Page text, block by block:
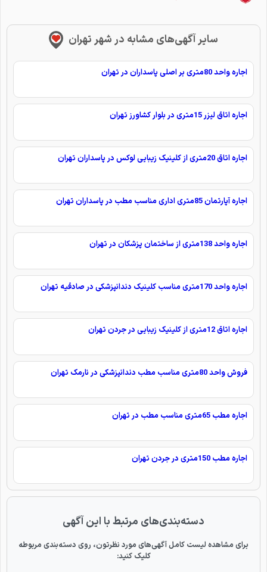
سایر آگهی‌های مشابه در شهر تهران
اجاره واحد 80متری بر اصلی پاسداران در تهران
اجاره اتاق لیزر 15متری در بلوار کشاورز تهران
اجاره اتاق 20متری از کلینیک زیبایی لوکس در پاسداران تهران
اجاره آپارتمان 85متری اداری مناسب مطب در پاسداران تهران
اجاره واحد 138متری از ساختمان پزشکان در تهران
اجاره واحد 170متری مناسب کلینیک دندانپزشکی در صادقیه تهران
اجاره اتاق 12متری از کلینیک زیبایی در جردن تهران
فروش واحد 80متری مناسب مطب دندانپزشکی در نارمک تهران
اجاره مطب 65متری مناسب مطب در تهران
اجاره مطب 150متری در جردن تهران
دسته‌بندی‌های مرتبط با این آگهی
برای مشاهده لیست کامل آگهی‌های مورد نظرتون، روی دسته‌بندی مربوطه
کلیک کنید: